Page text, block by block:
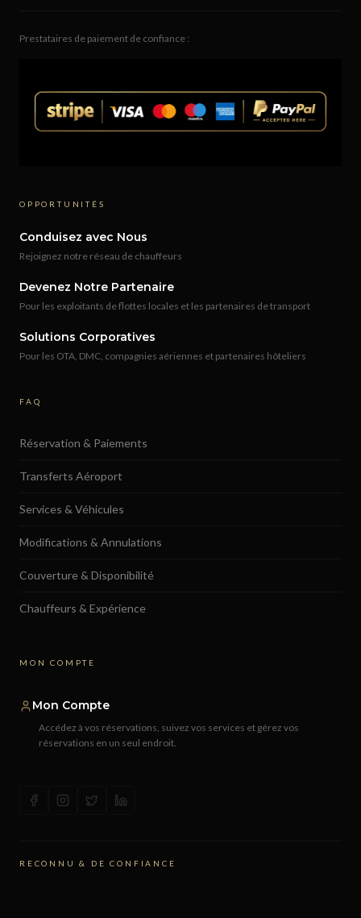
Prestataires de paiement de confiance :
OPPORTUNITÉS
Conduisez avec Nous
Rejoignez notre réseau de chauffeurs
Devenez Notre Partenaire
Pour les exploitants de flottes locales et les partenaires de transport
Solutions Corporatives
Pour les OTA, DMC, compagnies aériennes et partenaires hôteliers
FAQ
Réservation & Paiements
Transferts Aéroport
Services & Véhicules
Modifications & Annulations
Couverture & Disponibilité
Chauffeurs & Expérience
MON COMPTE
Mon Compte
Accédez à vos réservations, suivez vos services et gérez vos
réservations en un seul endroit.
RECONNU & DE CONFIANCE